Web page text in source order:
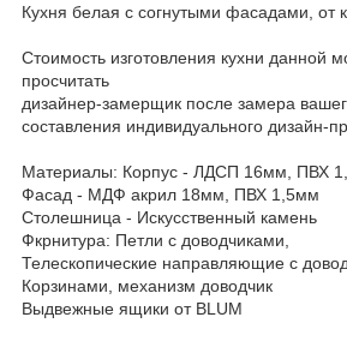
Кухня белая с согнутыми фасадами, от
Стоимость изготовления кухни данной
просчитать
дизайнер-замерщик после замера
составления индивидуального дизайн-
Материалы: Корпус - ЛДСП 16мм, ПВХ
Фасад - МДФ акрил 18мм, ПВХ 1,5мм
Столешница - Искусственный камень
Фкрнитура: Петли с доводчиками,
Телескопические направляющие с
Корзинами, механизм доводчик
Выдвежные ящики от BLUM